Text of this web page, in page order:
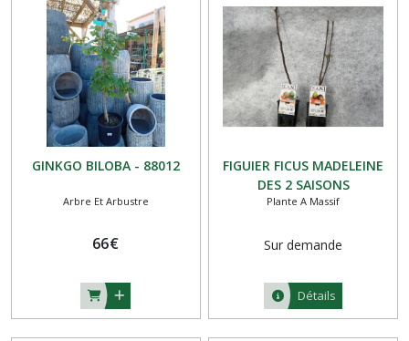
GINKGO BILOBA - 88012
Arbre Et Arbustre
66€
FIGUIER FICUS MADELEINE
DES 2 SAISONS
Plante A Massif
Sur demande
Détails
POTAGER
(55)
Afficher
résultats